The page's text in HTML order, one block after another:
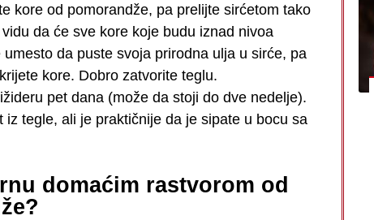
kore od pomorandže, pa prelijte sirćetom tako
da će sve kore koje budu iznad nivoa
da puste svoja prirodna ulja u sirće, pa
kore. Dobro zatvorite teglu.
pet dana (može da stoji do dve nedelje).
iz tegle, ali je praktičnije da je sipate u bocu sa
domaćim rastvorom od